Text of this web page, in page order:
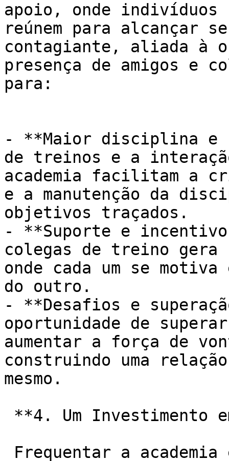
apoio, onde indivíduos
reúnem para alcançar
contagiante, aliada à
presença de amigos e
para:
- **Maior disciplina e
de treinos e a
academia facilitam a
e a manutenção da
objetivos traçados.
- **Suporte e
colegas de treino gera
onde cada um se
do outro.
- **Desafios e
oportunidade de
aumentar a força de
construindo uma
mesmo.